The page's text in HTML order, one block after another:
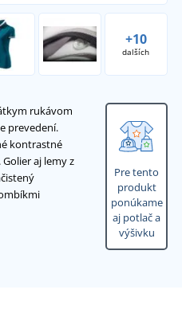
+10
dalších
rukávom
prevedení.
kontrastné
aj lemy z
Pre tento
produkt
ponúkame
aj potlač a
výšivku